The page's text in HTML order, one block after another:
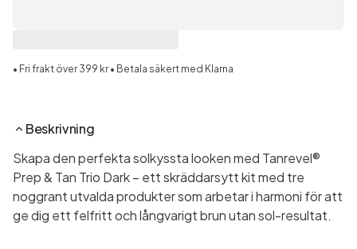
Beskrivning
Skapa den perfekta solkyssta looken med Tanrevel®
Prep & Tan Trio Dark – ett skräddarsytt kit med tre
noggrant utvalda produkter som arbetar i harmoni för att
ge dig ett felfritt och långvarigt brun utan sol-resultat.
• Fri frakt över 399 kr • Betala säkert med Klarna